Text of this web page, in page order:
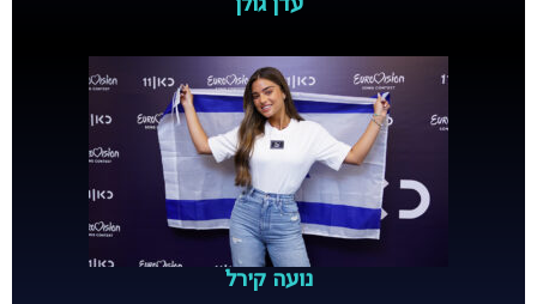
עדן גולן
נועה קירל